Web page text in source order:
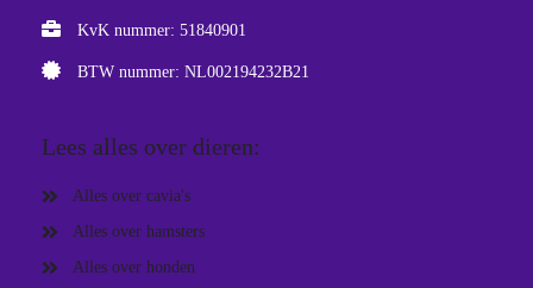
KvK nummer: 51840901
BTW nummer: NL002194232B21
Lees alles over dieren:
Alles over cavia's
Alles over hamsters
Alles over honden